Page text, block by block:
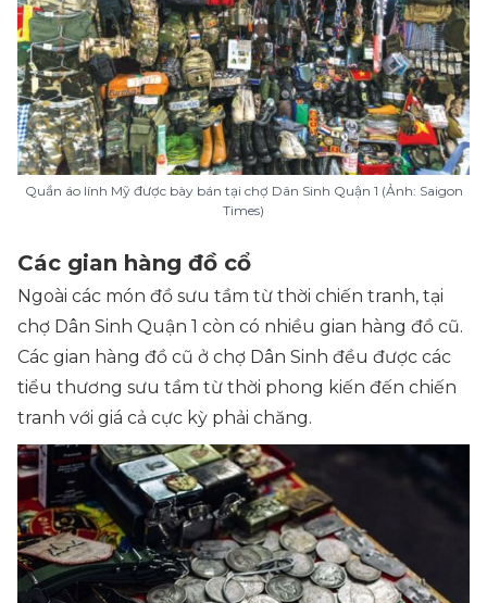
Quần áo lính Mỹ được bày bán tại chợ Dân Sinh Quận 1 (Ảnh: Saigon
Times)
Các gian hàng đồ cổ
Ngoài các món đồ sưu tầm từ thời chiến tranh, tại
chợ Dân Sinh Quận 1 còn có nhiều gian hàng đồ cũ.
Các gian hàng đồ cũ ở chợ Dân Sinh đều được các
tiểu thương sưu tầm từ thời phong kiến đến chiến
tranh với giá cả cực kỳ phải chăng.